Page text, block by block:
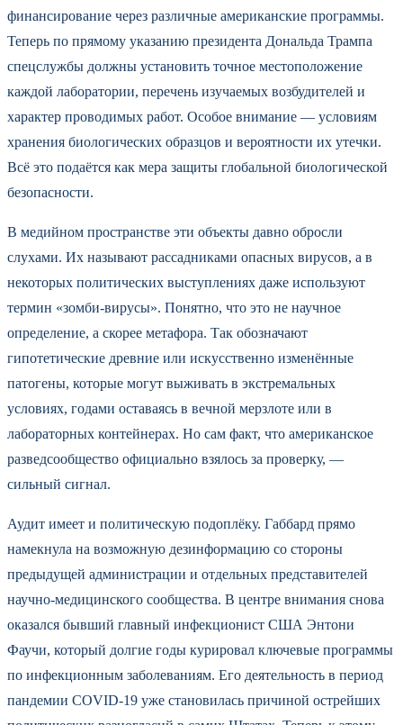
финансирование через различные американские программы.
Теперь по прямому указанию президента Дональда Трампа
спецслужбы должны установить точное местоположение
каждой лаборатории, перечень изучаемых возбудителей и
характер проводимых работ. Особое внимание — условиям
хранения биологических образцов и вероятности их утечки.
Всё это подаётся как мера защиты глобальной биологической
безопасности.
В медийном пространстве эти объекты давно обросли
слухами. Их называют рассадниками опасных вирусов, а в
некоторых политических выступлениях даже используют
термин «зомби-вирусы». Понятно, что это не научное
определение, а скорее метафора. Так обозначают
гипотетические древние или искусственно изменённые
патогены, которые могут выживать в экстремальных
условиях, годами оставаясь в вечной мерзлоте или в
лабораторных контейнерах. Но сам факт, что американское
разведсообщество официально взялось за проверку, —
сильный сигнал.
Аудит имеет и политическую подоплёку. Габбард прямо
намекнула на возможную дезинформацию со стороны
предыдущей администрации и отдельных представителей
научно-медицинского сообщества. В центре внимания снова
оказался бывший главный инфекционист США Энтони
Фаучи, который долгие годы курировал ключевые программы
по инфекционным заболеваниям. Его деятельность в период
пандемии COVID-19 уже становилась причиной острейших